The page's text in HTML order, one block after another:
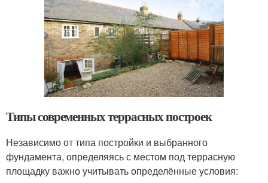
Типы современных террасных построек
Независимо от типа постройки и выбранного
фундамента, определяясь с местом под террасную
площадку важно учитывать определённые условия: